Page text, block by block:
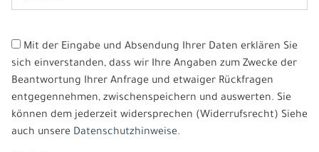
Mit der Eingabe und Absendung Ihrer Daten erklären Sie
sich einverstanden, dass wir Ihre Angaben zum Zwecke der
Beantwortung Ihrer Anfrage und etwaiger Rückfragen
entgegennehmen, zwischenspeichern und auswerten. Sie
können dem jederzeit widersprechen (Widerrufsrecht) Siehe
auch unsere Datenschutzhinweise.